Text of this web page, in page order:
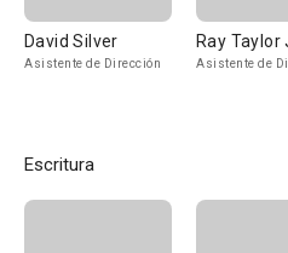
David Silver
Asistente de Dirección
Ray Taylor
Asistente de
Escritura